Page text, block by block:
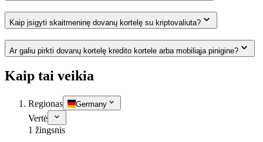
Kaip įsigyti skaitmeninę dovanų kortelę su kriptovaliuta?
Ar galiu pirkti dovanų kortelę kredito kortele arba mobiliąja pinigine?
Kaip tai veikia
Regionas Germany
Vertė
1 žingsnis